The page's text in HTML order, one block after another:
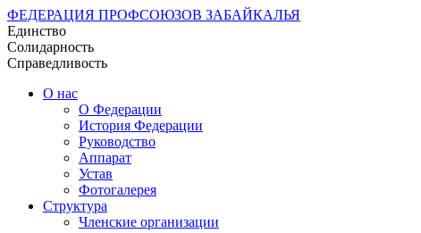
ФЕДЕРАЦИЯ ПРОФСОЮЗОВ ЗАБАЙКАЛЬЯ
Единство
Солидарность
Справедливость
О нас
О Федерации
История Федерации
Руководство
Аппарат
Устав
Фотогалерея
Структура
Членские организации